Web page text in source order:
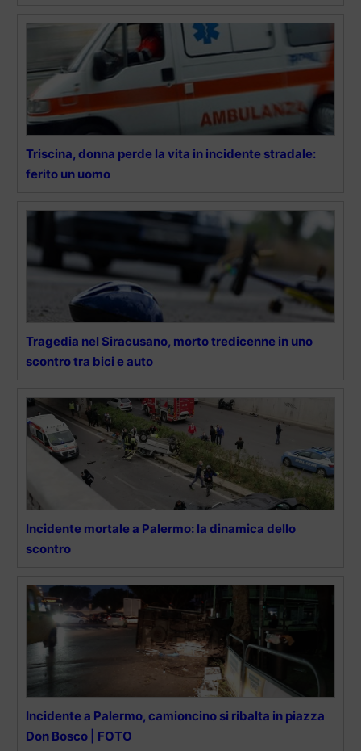
Triscina, donna perde la vita in incidente stradale:
ferito un uomo
Tragedia nel Siracusano, morto tredicenne in uno
scontro tra bici e auto
Incidente mortale a Palermo: la dinamica dello
scontro
Incidente a Palermo, camioncino si ribalta in piazza
Don Bosco | FOTO